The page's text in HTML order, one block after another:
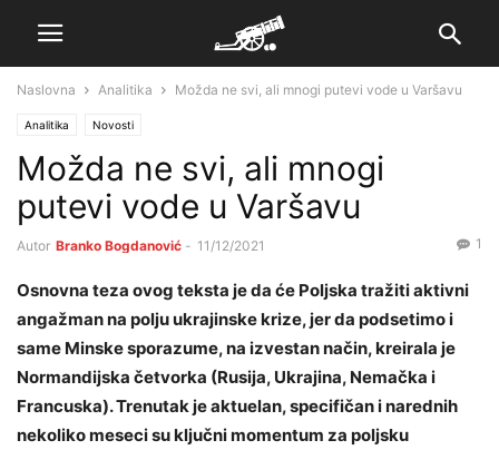
Naslovna Analitika Možda ne svi, ali mnogi putevi vode u Varšavu
Analitika Novosti
Možda ne svi, ali mnogi
putevi vode u Varšavu
Autor Branko Bogdanović - 11/12/2021 1
Osnovna teza ovog teksta je da će Poljska tražiti aktivni
angažman na polju ukrajinske krize, jer da podsetimo i
same Minske sporazume, na izvestan način, kreirala je
Normandijska četvorka (Rusija, Ukrajina, Nemačka i
Francuska). Trenutak je aktuelan, specifičan i narednih
nekoliko meseci su ključni momentum za poljsku